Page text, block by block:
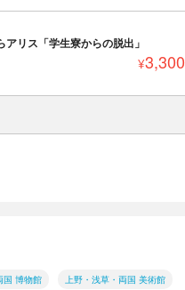
リス「学生寮からの脱出」
¥3,300
国 博物館 上野・浅草・両国 美術館